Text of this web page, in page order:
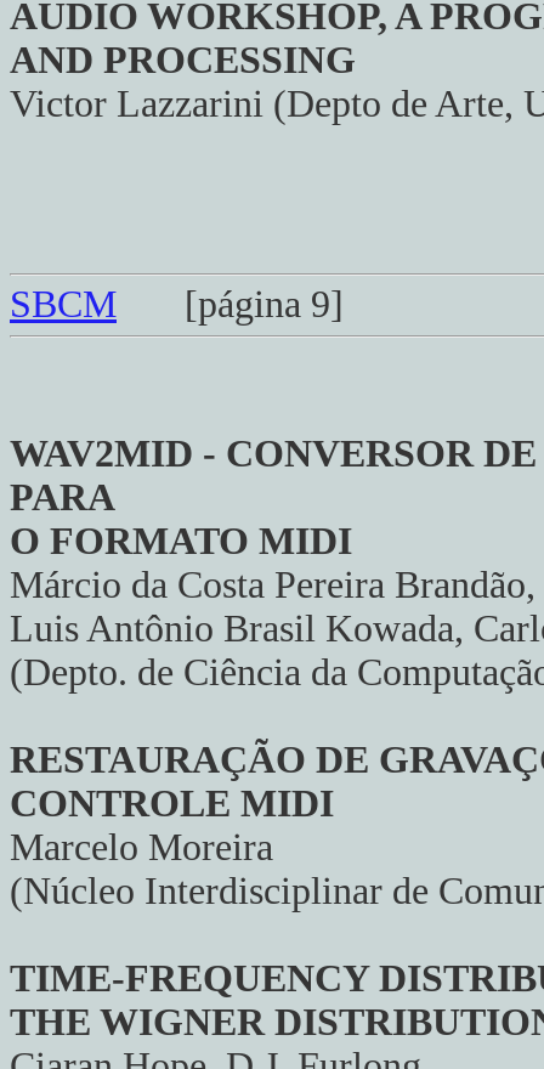
AUDIO WORKSHOP, A
AND PROCESSING
Victor Lazzarini (Depto de Arte,
SBCM [página 9]
WAV2MID - CONVERSOR
PARA
O FORMATO MIDI
Márcio da Costa Pereira
Luis Antônio Brasil Kowada,
(Depto. de Ciência da
RESTAURAÇÃO DE
CONTROLE MIDI
Marcelo Moreira
(Núcleo Interdisciplinar de
TIME-FREQUENCY
THE WIGNER